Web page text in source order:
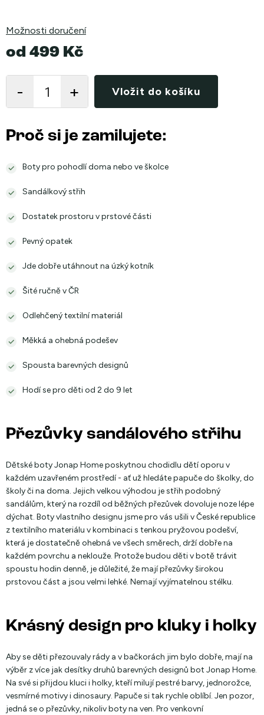
Možnosti doručení
od 499 Kč
cena:
Vložit do košíku
Proč si je zamilujete:
Boty pro pohodlí doma nebo ve školce
Sandálkový střih
Dostatek prostoru v prstové části
Pevný opatek
Jde dobře utáhnout na úzký kotník
Šité ručně v ČR
Odlehčený textilní materiál
Měkká a ohebná podešev
Spousta barevných designů
Hodí se pro děti od 2 do 9 let
Přezůvky sandálového střihu
Dětské boty Jonap Home poskytnou chodidlu dětí oporu v
každém uzavřeném prostředí - ať už hledáte papuče do školky, do
školy či na doma. Jejich velkou výhodou je střih podobný
sandálům, který na rozdíl od běžných přezůvek dovoluje noze lépe
dýchat. Boty vlastního designu jsme pro vás ušili v České republice
z textilního materiálu v kombinaci s tenkou pryžovou podešví,
která je dostatečně ohebná ve všech směrech, drží dobře na
každém povrchu a neklouže. Protože budou děti v botě trávit
spoustu hodin denně, je důležité, že mají přezůvky širokou
prstovou část a jsou velmi lehké. Nemají vyjímatelnou stélku.
Krásný design pro kluky i holky
Aby se děti přezouvaly rády a v bačkorách jim bylo dobře, mají na
výběr z více jak desítky druhů barevných designů bot Jonap Home.
Na své si přijdou kluci i holky, kteří milují pestré barvy, jednorožce,
vesmírné motivy i dinosaury. Papuče si tak rychle oblíbí. Jen pozor,
jedná se o přezůvky, nikoliv boty na ven. Pro venkovní